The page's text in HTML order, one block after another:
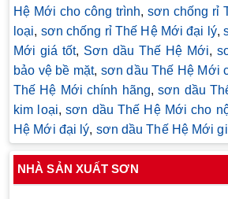
Hệ Mới cho công trình,sơn chống rỉ
loại, sơn chống rỉ Thế Hệ Mới đại lý,
Mới giá tốt, Sơn dầu Thế Hệ Mới,
bảo vệ bề mặt, sơn dầu Thế Hệ Mới
Thế Hệ Mới chính hãng,sơn dầu
kim loại,sơn dầu Thế Hệ Mới cho
Hệ Mới đại lý, sơn dầu Thế Hệ Mới
NHÀ SẢN XUẤT SƠN